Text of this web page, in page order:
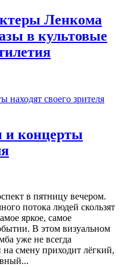
Ленкома
в культовые
и концерты
в пятницу вечером.
потока людей скользят
яркое, самое
В этом визуальном
уже не всегда
на смену приходит лёгкий,